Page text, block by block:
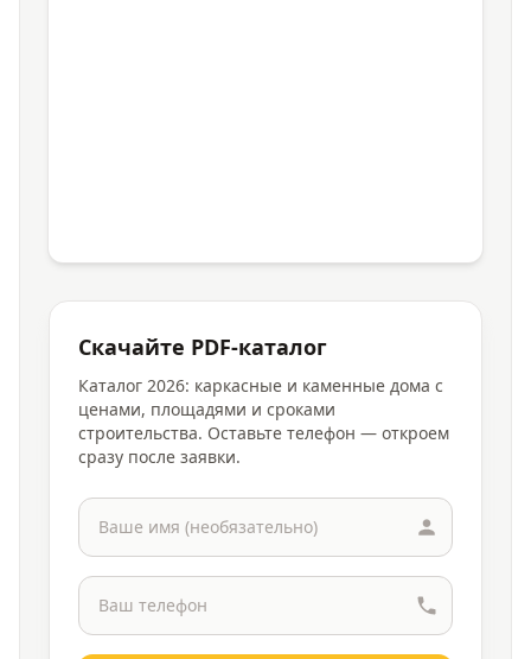
Скачайте PDF-каталог
Каталог 2026: каркасные и каменные дома с
ценами, площадями и сроками
строительства. Оставьте телефон — откроем
сразу после заявки.